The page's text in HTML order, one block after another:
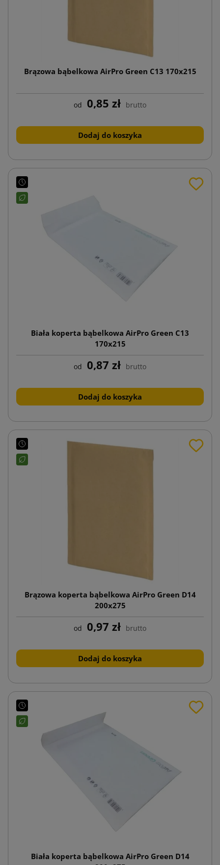
Brązowa bąbelkowa AirPro Green C13 170x215
od 0,85 zł brutto
Dodaj do koszyka
Biała koperta bąbelkowa AirPro Green C13
170x215
od 0,87 zł brutto
Dodaj do koszyka
Brązowa koperta bąbelkowa AirPro Green D14
200x275
od 0,97 zł brutto
Dodaj do koszyka
Biała koperta bąbelkowa AirPro Green D14